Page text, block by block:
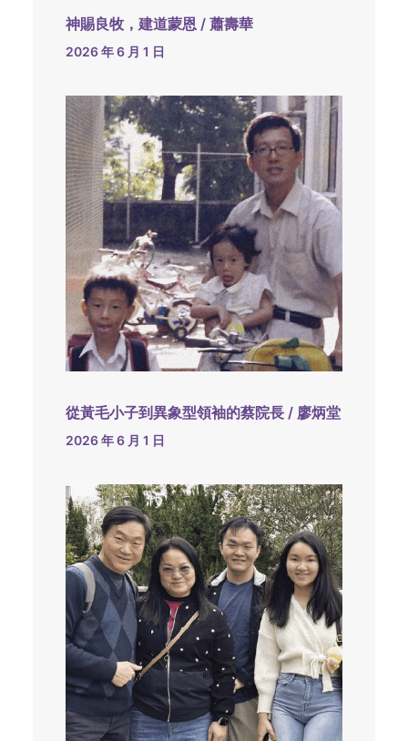
神賜良牧，建道蒙恩 / 蕭壽華
2026 年 6 月 1 日
從黃毛小子到異象型領袖的蔡院長 / 廖炳堂
2026 年 6 月 1 日